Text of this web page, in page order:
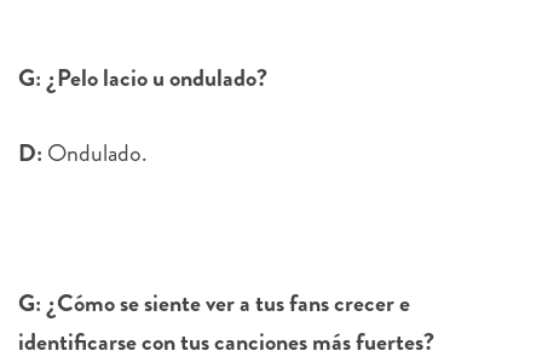
G: ¿Pelo lacio u ondulado?
D: Ondulado.
G: ¿Cómo se siente ver a tus fans crecer e
identificarse con tus canciones más fuertes?